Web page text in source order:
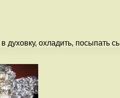
духовку, охладить,